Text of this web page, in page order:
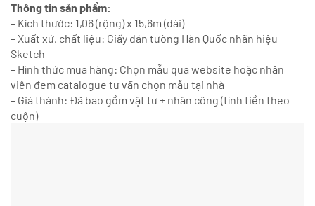
Thông tin sản phẩm:
– Kích thước: 1,06 (rộng) x 15,6m (dài)
– Xuất xứ, chất liệu: Giấy dán tường Hàn Quốc nhãn hiệu
Sketch
– Hình thức mua hàng: Chọn mẫu qua website hoặc nhân
viên đem catalogue tư vấn chọn mẫu tại nhà
– Giá thành: Đã bao gồm vật tư + nhân công (tính tiền theo
cuộn)